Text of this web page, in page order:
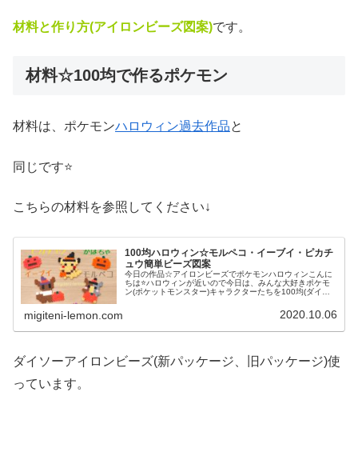
材料と作り方(アイロンビーズ図案)です。
材料☆100均で作るポケモン
材料は、ポケモンハロウィン過去作品と
同じです⭐
こちらの材料を参照してください↓
100均ハロウィン☆モルペコ・イーブイ・ピカチ
ュウ簡単ビーズ図案
今日の作品☆アイロンビーズでポケモンハロウィンこんに
ちは⭐ハロウィンが近いので今日は、みんな大好きポケモ
ン(ポケットモンスター)キャラクターたちを100均(ダイソ
migiteni-lemon.com 2020.10.06
ダイソーアイロンビーズ(新パッケージ、旧パッケージ)使
っています。